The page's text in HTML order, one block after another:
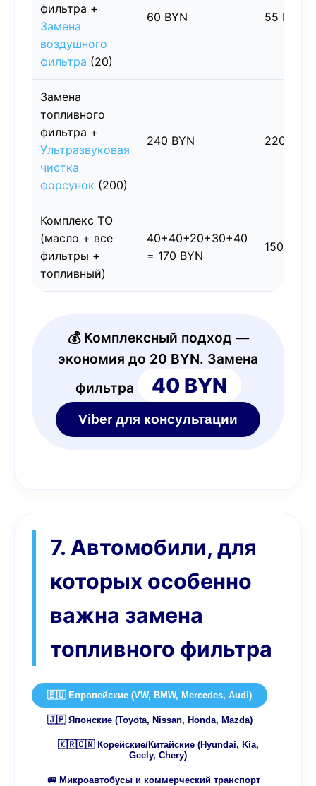
фильтра +
Замена
воздушного
фильтра (20)
60 BYN 55 BYN
Замена
топливного
фильтра +
Ультразвуковая
чистка
форсунок (200)
240 BYN 220 BYN
Комплекс ТО
(масло + все
фильтры +
топливный)
40+40+20+30+40
= 170 BYN
150 BYN
💰 Комплексный подход —
экономия до 20 BYN. Замена
фильтра
40 BYN
Viber для консультации
7. Автомобили, для
которых особенно
важна замена
топливного фильтра
🇪🇺 Европейские (VW, BMW, Mercedes, Audi)
🇯🇵 Японские (Toyota, Nissan, Honda, Mazda)
🇰🇷🇨🇳 Корейские/Китайские (Hyundai, Kia,
Geely, Chery)
🚐 Микроавтобусы и коммерческий транспорт